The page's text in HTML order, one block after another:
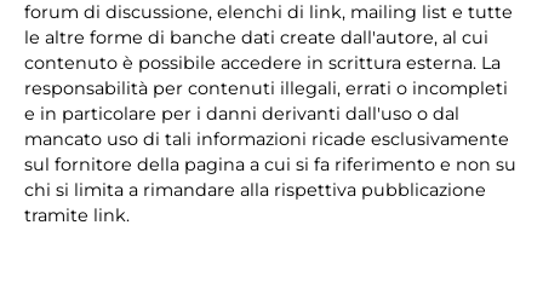
forum di discussione, elenchi di link, mailing list e tutte
le altre forme di banche dati create dall'autore, al cui
contenuto è possibile accedere in scrittura esterna. La
responsabilità per contenuti illegali, errati o incompleti
e in particolare per i danni derivanti dall'uso o dal
mancato uso di tali informazioni ricade esclusivamente
sul fornitore della pagina a cui si fa riferimento e non su
chi si limita a rimandare alla rispettiva pubblicazione
tramite link.